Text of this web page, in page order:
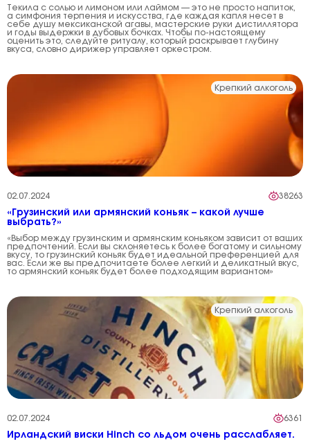
Текила с солью и лимоном или лаймом — это не просто напиток,
а симфония терпения и искусства, где каждая капля несет в
себе душу мексиканской агавы, мастерские руки дистиллятора
и годы выдержки в дубовых бочках. Чтобы по-настоящему
оценить это, следуйте ритуалу, который раскрывает глубину
вкуса, словно дирижер управляет оркестром.
Крепкий алкоголь
02.07.2024 38263
«Грузинский или армянский коньяк – какой лучше
выбрать?»
«Выбор между грузинским и армянским коньяком зависит от ваших
предпочтений. Если вы склоняетесь к более богатому и сильному
вкусу, то грузинский коньяк будет идеальной преференцией для
вас. Если же вы предпочитаете более легкий и деликатный вкус,
то армянский коньяк будет более подходящим вариантом»
Крепкий алкоголь
02.07.2024 6361
Ирландский виски Hinch со льдом очень расслабляет.